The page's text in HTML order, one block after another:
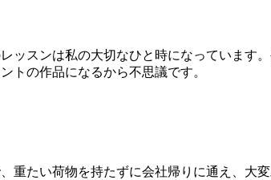
スンは私の大切なひと時になっています
トの作品になるから不思議です。
たい荷物を持たずに会社帰りに通え、大変